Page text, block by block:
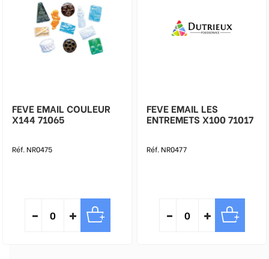
FEVE EMAIL COULEUR
X144 71065
Réf. NR0475
FEVE EMAIL LES
ENTREMETS X100 71017
Réf. NR0477